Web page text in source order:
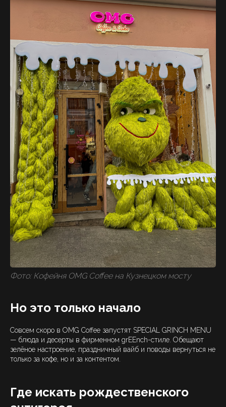
Фото: Кофейня OMG Coffee на Кузнецком мосту
Но это только начало
Совсем скоро в OMG Coffee запустят SPECIAL GRINCH MENU
— блюда и десерты в фирменном grEEnch-стиле. Обещают
зелёное настроение, праздничный вайб и поводы вернуться не
только за кофе, но и за контентом.
Где искать рождественского